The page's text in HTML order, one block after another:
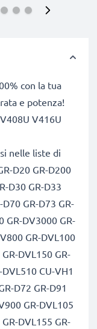
con la tua
e potenza!
V416U
nelle liste di
D20 GR-D200
D30 GR-D33
GR-D73 GR-
GR-DV3000 GR-
GR-DVL100
DVL150 GR-
CU-VH1
D72 GR-D91
GR-DVL105
DVL155 GR-